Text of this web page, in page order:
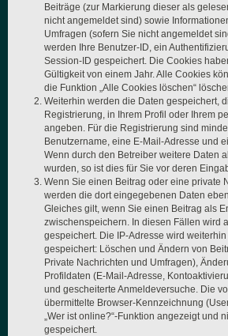
Beiträge (zur Markierung dieser als
nicht angemeldet sind) sowie
Umfragen (sofern Sie nicht angemeldet
werden Ihre Benutzer-ID, ein
Session-ID gespeichert. Die Cookies
Gültigkeit von einem Jahr. Alle Cookies
die Funktion „Alle Cookies löschen“
Weiterhin werden die Daten gespeichert,
Registrierung, in Ihrem Profil oder Ihrem
angeben. Für die Registrierung sind
Benutzername, eine E-Mail-Adresse und
Wenn durch den Betreiber weitere Daten
wurden, so ist dies für Sie vor deren
Wenn Sie einen Beitrag oder eine private
werden die dort eingegebenen Daten
Gleiches gilt, wenn Sie einen Beitrag als
zwischenspeichern. In diesen Fällen wird
gespeichert. Die IP-Adresse wird
gespeichert: Löschen und Ändern von
Private Nachrichten und Umfragen),
Profildaten (E-Mail-Adresse,
und gescheiterte Anmeldeversuche. Die
übermittelte Browser-Kennzeichnung
„Wer ist online?“-Funktion angezeigt und
gespeichert.